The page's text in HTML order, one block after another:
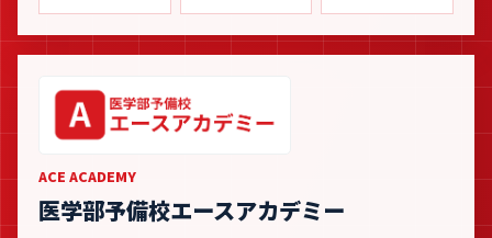
ACE ACADEMY
医学部予備校エースアカデミー